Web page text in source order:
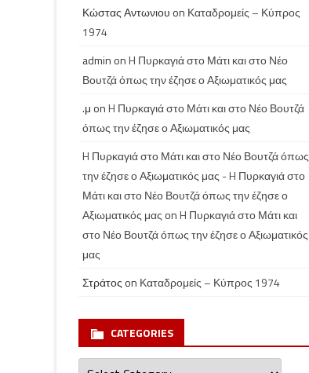
Κώστας Αντωνιου on Καταδρομείς – Κύπρος
1974
admin onH Πυρκαγιά στο Μάτι και στο Νέο
Βουτζά όπως την έζησε ο Αξιωματικός μας
.μ onH Πυρκαγιά στο Μάτι και στο Νέο Βουτζά
όπως την έζησε ο Αξιωματικός μας
H Πυρκαγιά στο Μάτι και στο Νέο Βουτζά όπως
την έζησε ο Αξιωματικός μας - H Πυρκαγιά στο
Μάτι και στο Νέο Βουτζά όπως την έζησε ο
Αξιωματικός μας onH Πυρκαγιά στο Μάτι και
στο Νέο Βουτζά όπως την έζησε ο Αξιωματικός
μας
Στράτος on Καταδρομείς – Κύπρος 1974
CATEGORIES
Categories